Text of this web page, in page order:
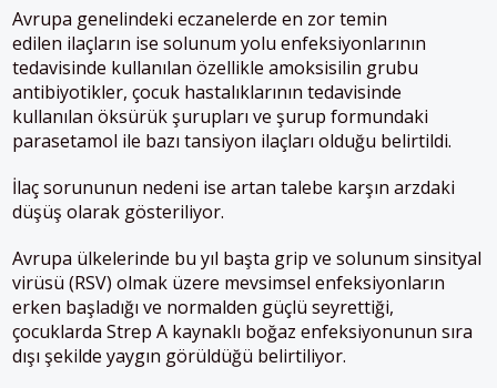
Avrupa genelindeki eczanelerde en zor temin
edilen ilaçların ise solunum yolu enfeksiyonlarının
tedavisinde kullanılan özellikle amoksisilin grubu
antibiyotikler, çocuk hastalıklarının tedavisinde
kullanılan öksürük şurupları ve şurup formundaki
parasetamol ile bazı tansiyon ilaçları olduğu belirtildi.
İlaç sorununun nedeni ise artan talebe karşın arzdaki
düşüş olarak gösteriliyor.
Avrupa ülkelerinde bu yıl başta grip ve solunum sinsityal
virüsü (RSV) olmak üzere mevsimsel enfeksiyonların
erken başladığı ve normalden güçlü seyrettiği,
çocuklarda Strep A kaynaklı boğaz enfeksiyonunun sıra
dışı şekilde yaygın görüldüğü belirtiliyor.